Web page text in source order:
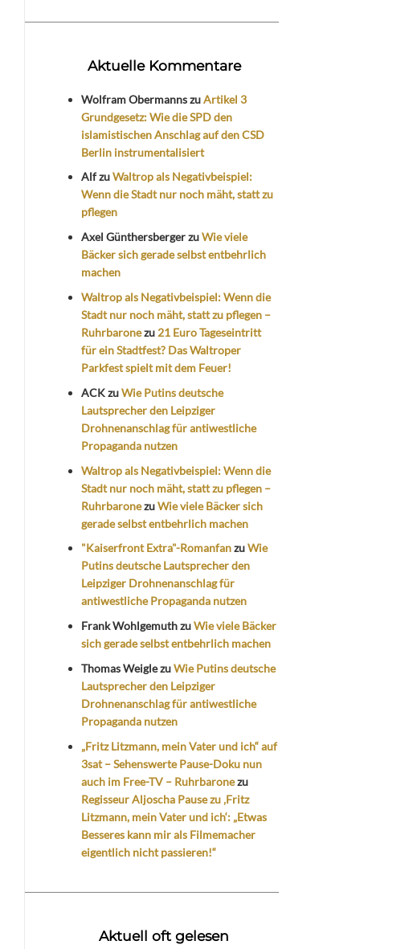
Aktuelle Kommentare
Wolfram ObermannszuArtikel 3
Grundgesetz: Wie die SPD den
islamistischen Anschlag auf den CSD
Berlin instrumentalisiert
AlfzuWaltrop als Negativbeispiel:
Wenn die Stadt nur noch mäht, statt zu
pflegen
Axel GünthersbergerzuWie viele
Bäcker sich gerade selbst entbehrlich
machen
Waltrop als Negativbeispiel: Wenn die
Stadt nur noch mäht, statt zu pflegen –
Ruhrbaronezu 21 Euro Tageseintritt
für ein Stadtfest? Das Waltroper
Parkfest spielt mit dem Feuer!
ACKzuWie Putins deutsche
Lautsprecher den Leipziger
Drohnenanschlag für antiwestliche
Propaganda nutzen
Waltrop als Negativbeispiel: Wenn die
Stadt nur noch mäht, statt zu pflegen –
RuhrbaronezuWie viele Bäcker sich
gerade selbst entbehrlich machen
"Kaiserfront Extra"-RomanfanzuWie
Putins deutsche Lautsprecher den
Leipziger Drohnenanschlag für
antiwestliche Propaganda nutzen
Frank WohlgemuthzuWie viele Bäcker
sich gerade selbst entbehrlich machen
Thomas WeiglezuWie Putins deutsche
Lautsprecher den Leipziger
Drohnenanschlag für antiwestliche
Propaganda nutzen
„Fritz Litzmann, mein Vater und ich“ auf
3sat – Sehenswerte Pause-Doku nun
auch im Free-TV – Ruhrbaronezu
Regisseur Aljoscha Pause zu ‚Fritz
Litzmann, mein Vater und ich‘: „Etwas
Besseres kann mir als Filmemacher
eigentlich nicht passieren!“
Aktuell oft gelesen